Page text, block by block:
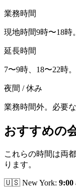
業務時間
現地時間9時〜18時
延長時間
7〜9時、18〜22時
夜間 / 休み
業務時間外。必要
おすすめの
これらの時間は両
ります。
🇺🇸 New York: 9:00